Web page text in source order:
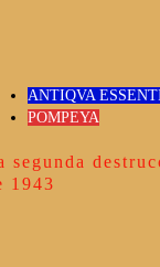
ANTIQVA
POMPEYA
segunda
1943